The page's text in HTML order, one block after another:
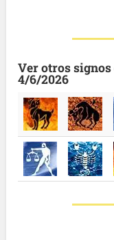
Ver otros signos
4/6/2026